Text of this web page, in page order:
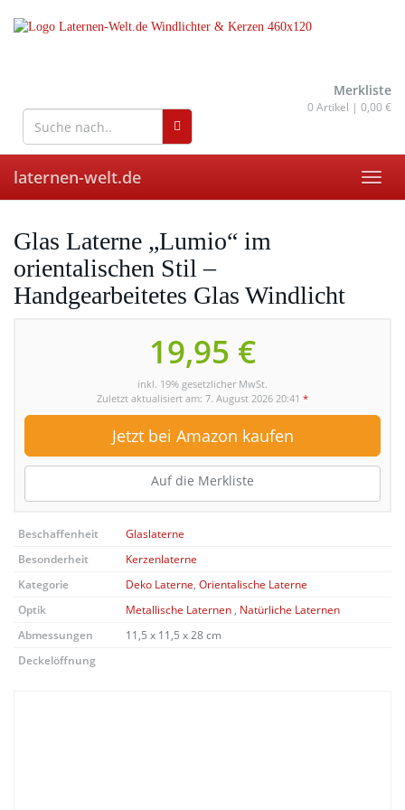
Merkliste
0Artikel | 0,00 €
laternen-welt.de
Glas Laterne „Lumio“ im
orientalischen Stil –
Handgearbeitetes Glas Windlicht
19,95 €
inkl. 19% gesetzlicher MwSt.
Zuletzt aktualisiert am: 7. August 2026 20:41 *
Jetzt bei Amazon kaufen
Auf die Merkliste
Beschaffenheit
Glaslaterne
Besonderheit
Kerzenlaterne
Kategorie
Deko Laterne, Orientalische Laterne
Optik
Metallische Laternen , Natürliche Laternen
Abmessungen
11,5 x 11,5 x 28 cm
Deckelöffnung